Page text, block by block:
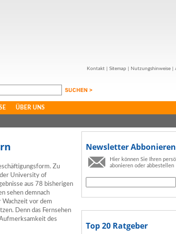
Kontakt Sitemap Nutzungshinweise
ÜBER UNS
Zu
University of
aus 78 bisherigen
sehen demnach
vor dem
Denn das Fernsehen
des
Newsletter Abbonieren
Hier können Sie Ihren
abonieren oder abbestellen
Top 20 Ratgeber